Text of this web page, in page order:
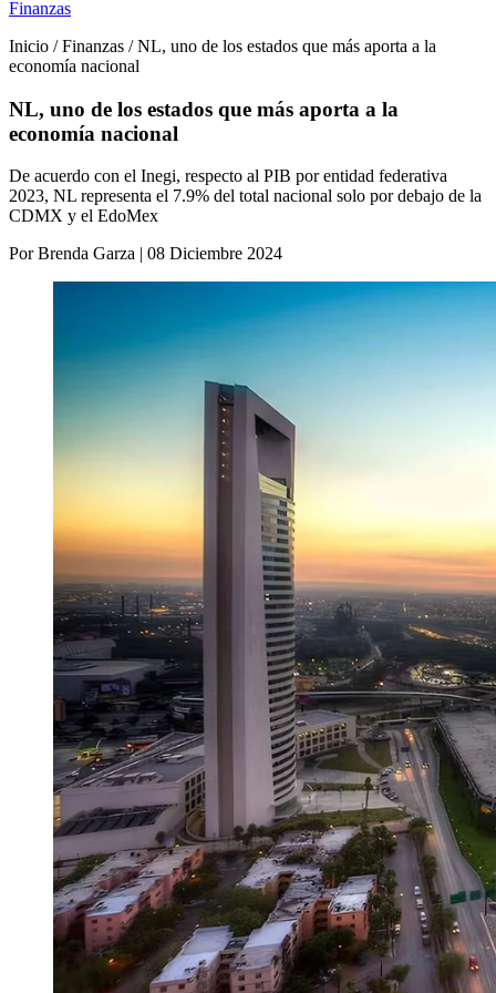
Finanzas
Inicio / Finanzas / NL, uno de los estados que más aporta a la
economía nacional
NL, uno de los estados que más aporta a la
economía nacional
De acuerdo con el Inegi, respecto al PIB por entidad federativa
2023, NL representa el 7.9% del total nacional solo por debajo de la
CDMX y el EdoMex
Por Brenda Garza | 08 Diciembre 2024